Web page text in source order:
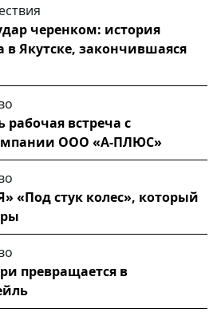
черенком: история
в Якутске, закончившаяся
рабочая встреча с
ООО «А-ПЛЮС»
«Под стук колес», который
превращается в